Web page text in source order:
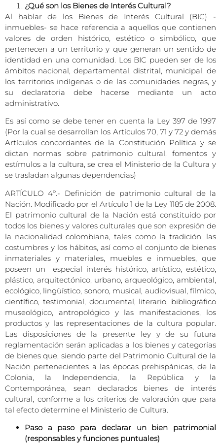
¿Qué son los Bienes de Interés Cultural?
Al hablar de los Bienes de Interés Cultural (BIC) -
inmuebles- se hace referencia a aquellos que contienen
valores de orden histórico, estético o simbólico, que
pertenecen a un territorio y que generan un sentido de
identidad en una comunidad. Los BIC pueden ser de los
ámbitos nacional, departamental, distrital, municipal, de
los territorios indígenas o de las comunidades negras, y
su declaratoria debe hacerse mediante un acto
administrativo.
Es así como se debe tener en cuenta la Ley 397 de 1997
(Por la cual se desarrollan los Artículos 70, 71 y 72 y demás
Artículos concordantes de la Constitución Política y se
dictan normas sobre patrimonio cultural, fomentos y
estímulos a la cultura, se crea el Ministerio de la Cultura y
se trasladan algunas dependencias)
ARTÍCULO 4º.- Definición de patrimonio cultural de la
Nación. Modificado por el Artículo 1 de la Ley 1185 de 2008.
El patrimonio cultural de la Nación está constituido por
todos los bienes y valores culturales que son expresión de
la nacionalidad colombiana, tales como la tradición, las
costumbres y los hábitos, así como el conjunto de bienes
inmateriales y materiales, muebles e inmuebles, que
poseen un especial interés histórico, artístico, estético,
plástico, arquitectónico, urbano, arqueológico, ambiental,
ecológico, lingüístico, sonoro, musical, audiovisual, fílmico,
científico, testimonial, documental, literario, bibliográfico
museológico, antropológico y las manifestaciones, los
productos y las representaciones de la cultura popular.
Las disposiciones de la presente ley y de su futura
reglamentación serán aplicadas a los bienes y categorías
de bienes que, siendo parte del Patrimonio Cultural de la
Nación pertenecientes a las épocas prehispánicas, de la
Colonia, la Independencia, la República y la
Contemporánea, sean declarados bienes de interés
cultural, conforme a los criterios de valoración que para
tal efecto determine el Ministerio de Cultura.
Paso a paso para declarar un bien patrimonial
(responsables y funciones puntuales)